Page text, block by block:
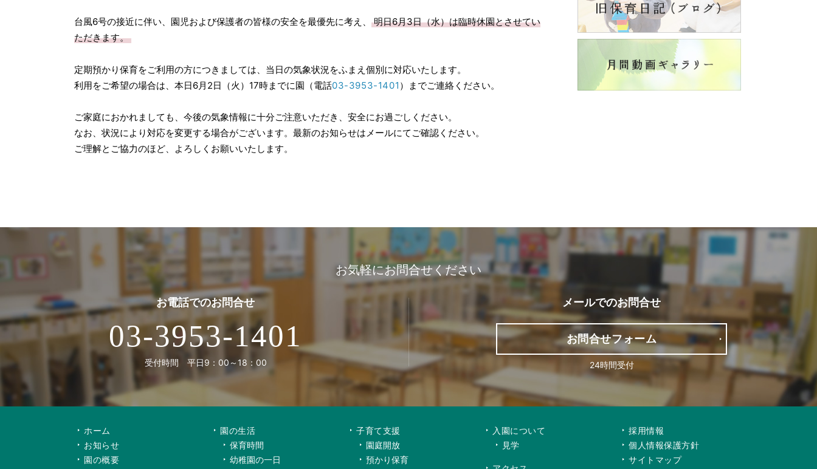
台風6号の接近に伴い、園児および保護者の皆様の安全を最優先に考え、
明日6月3日（水）は臨時休園とさせてい
ただきます。
定期預かり保育をご利用の方につきましては、当日の気象状況をふまえ個別に対応いたします。
利用をご希望の場合は、本日6月2日（火）17時までに園（電話03-3953-1401 ）までご連絡ください。
ご家庭におかれましても、今後の気象情報に十分ご注意いただき、安全にお過ごしください。
なお、状況により対応を変更する場合がございます。最新のお知らせはメールにてご確認ください。
ご理解とご協力のほど、よろしくお願いいたします。
お気軽にお問合せください
お電話でのお問合せ
03-3953-1401
受付時間 平日9：00～18：00
メールでのお問合せ
お問合せフォーム
24時間受付
ホーム
お知らせ
園の概要
園の生活
保育時間
幼稚園の一日
子育て支援
園庭開放
預かり保育
入園について
見学
採用情報
個人情報保護方針
サイトマップ